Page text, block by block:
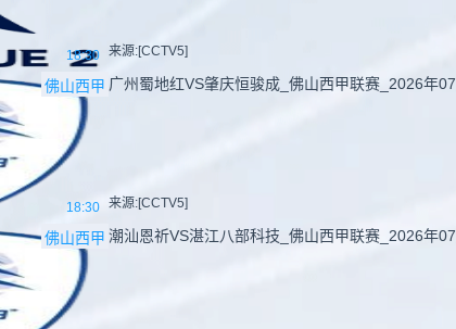
18:30 来源:[CCTV5]
佛山西甲
18:30
广州蜀地红VS肇庆恒骏成_佛山西甲联赛_2026年
来源:[CCTV5]
佛山西甲 潮汕恩祈VS湛江八部科技_佛山西甲联赛_2026年